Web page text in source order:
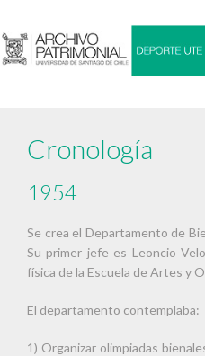
Cronología
1954
Se crea el Departamento de
Su primer jefe es Leoncio
física de la Escuela de Artes y
El departamento contemplaba:
1) Organizar olimpiadas